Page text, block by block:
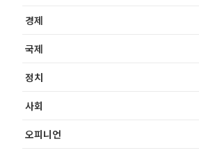
경제
국제
정치
사회
오피니언